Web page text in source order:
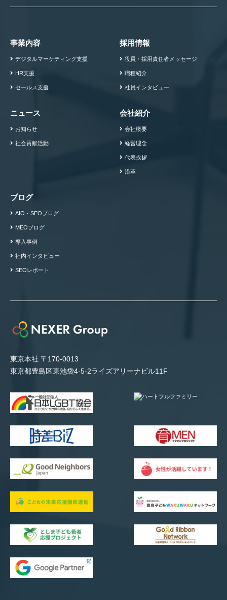
東京本社 〒170-0013
東京都豊島区東池袋4-5-2ライズアリーナビル11F
事業内容
デジタルマーケティング支援
HR支援
セールス支援
採用情報
役員・採用責任者メッセージ
職種紹介
社員インタビュー
ニュース
お知らせ
社会貢献活動
会社紹介
会社概要
経営理念
代表挨拶
沿革
ブログ
AIO・SEOブログ
MEOブログ
導入事例
社内インタビュー
SEOレポート